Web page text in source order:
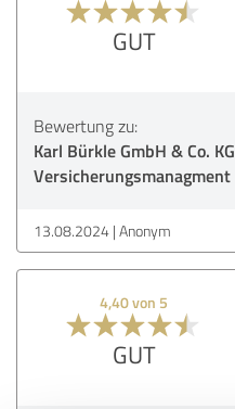
GUT
Bewertung zu:
Karl Bürkle GmbH & Co. KG
Versicherungsmanagment
13.08.2024 Anonym
4,40 von 5
GUT